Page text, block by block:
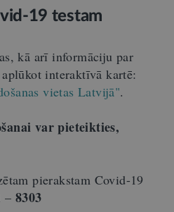
19 testam
kā arī informāciju par
interaktīvā kartē:
vietas Latvijā".
var pieteikties,
pierakstam Covid-19
– 8303